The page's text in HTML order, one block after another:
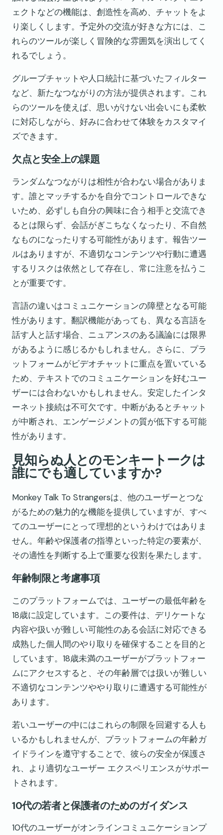
ェクトなどの機能は、創造性を高め、チャットをよ
り楽しくします。予定外の交流が好きな方には、こ
れらのツールが楽しく冒険的な雰囲気を演出してく
れるでしょう。
グループチャットや人口統計に基づいたフィルター
など、新たなつながりの方法が提供されます。これ
らのツールを使えば、思いがけない出会いにも柔軟
に対応しながら、好みに合わせて体験をカスタマイ
ズできます。
欠点と安全上の課題
ランダムなつながりは相性が合わない場合がありま
す。誰とマッチするかを自分でコントロールできな
いため、必ずしも自分の興味に合う相手と交流でき
るとは限らず、会話がぎこちなくなったり、不自然
なものになったりする可能性があります。報告ツー
ルはありますが、不適切なコンテンツや行動に遭遇
するリスクは依然として存在し、常に注意を払うこ
とが重要です。
言語の違いはコミュニケーションの障壁となる可能
性があります。翻訳機能があっても、異なる言語を
話す人と話す場合、ニュアンスのある議論には限界
があるように感じるかもしれません。さらに、プラ
ットフォームがビデオチャットに重点を置いている
ため、テキストでのコミュニケーションを好むユー
ザーには合わないかもしれません。安定したインタ
ーネット接続は不可欠です。中断があるとチャット
が中断され、エンゲージメントの質が低下する可能
性があります。
見知らぬ人とのモンキートークは
誰にでも適していますか?
Monkey Talk To Strangersは、他のユーザーとつな
がるための魅力的な機能を提供していますが、すべ
てのユーザーにとって理想的というわけではありま
せん。年齢や保護者の指導といった特定の要素が、
その適性を判断する上で重要な役割を果たします。
年齢制限と考慮事項
このプラットフォームでは、ユーザーの最低年齢を
18歳に設定しています。この要件は、デリケートな
内容や扱いが難しい可能性のある会話に対応できる
成熟した個人間のやり取りを確保することを目的と
しています。18歳未満のユーザーがプラットフォー
ムにアクセスすると、その年齢層では扱いが難しい
不適切なコンテンツややり取りに遭遇する可能性が
あります。
若いユーザーの中にはこれらの制限を回避する人も
いるかもしれませんが、プラットフォームの年齢ガ
イドラインを遵守することで、彼らの安全が保護さ
れ、より適切なユーザー エクスペリエンスがサポー
トされます。
10代の若者と保護者のためのガイダンス
10代のユーザーがオンラインコミュニケーションプ